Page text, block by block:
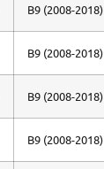
B9 (2008-2018)
B9 (2008-2018)
B9 (2008-2018)
B9 (2008-2018)